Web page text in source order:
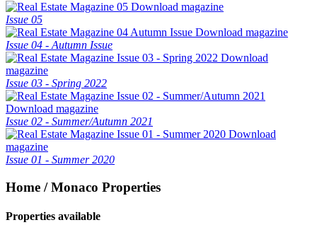
Download magazine
Issue 05
Download magazine
Issue 04 - Autumn Issue
Download
magazine
Issue 03 - Spring 2022
Download magazine
Issue 02 - Summer/Autumn 2021
Download
magazine
Issue 01 - Summer 2020
Home / Monaco Properties
Properties available